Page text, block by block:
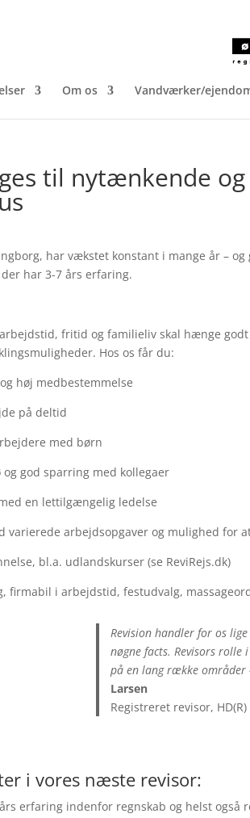
Om os Vandværker/
til nytænkende
har vækstet konstant i mange år –
har 3-7 års erfaring.
fritid og familieliv skal hænge
Hos os får du:
høj medbestemmelse
på deltid
med børn
god sparring med kollegaer
en lettilgængelig ledelse
varierede arbejdsopgaver og mulighed for
bl.a. udlandskurser (se ReviRejs.dk)
firmabil i arbejdstid, festudvalg,
Revision handler for os
nøgne facts. Revisors rolle
på en lang række områder
Larsen
Registreret revisor, HD(R)
i vores næste revisor:
erfaring indenfor regnskab og helst også